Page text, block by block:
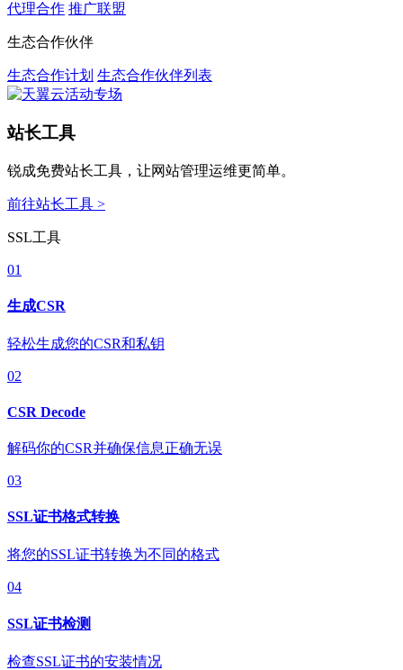
代理合作 推广联盟
生态合作伙伴
生态合作计划 生态合作伙伴列表
站长工具
锐成免费站长工具，让网站管理运维更简单。
前往站长工具 >
SSL工具
01
生成CSR
轻松生成您的CSR和私钥
02
CSR Decode
解码你的CSR并确保信息正确无误
03
SSL证书格式转换
将您的SSL证书转换为不同的格式
04
SSL证书检测
检查SSL证书的安装情况